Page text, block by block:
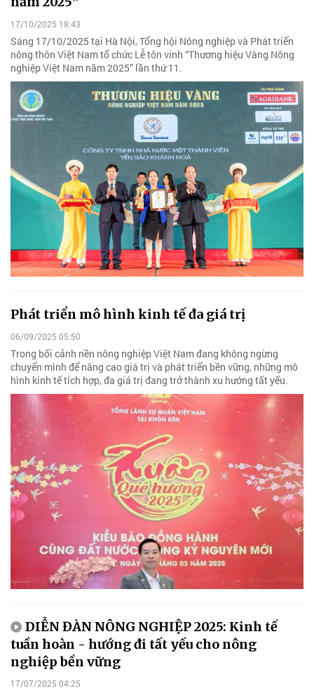
17/10/2025 18:43
Sáng 17/10/2025 tại Hà Nội, Tổng hội Nông nghiệp và Phát triển
nông thôn Việt Nam tổ chức Lễ tôn vinh “Thương hiệu Vàng Nông
nghiệp Việt Nam năm 2025” lần thứ 11.
Phát triển mô hình kinh tế đa giá trị
06/09/2025 05:50
Trong bối cảnh nền nông nghiệp Việt Nam đang không ngừng
chuyển mình để nâng cao giá trị và phát triển bền vững, những mô
hình kinh tế tích hợp, đa giá trị đang trở thành xu hướng tất yếu.
DIỄN ĐÀN NÔNG NGHIỆP 2025: Kinh tế
tuần hoàn - hướng đi tất yếu cho nông
nghiệp bền vững
17/07/2025 04:25